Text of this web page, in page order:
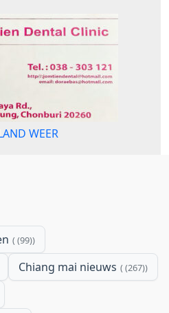
WEER
(99)
Chiang mai nieuws (267)